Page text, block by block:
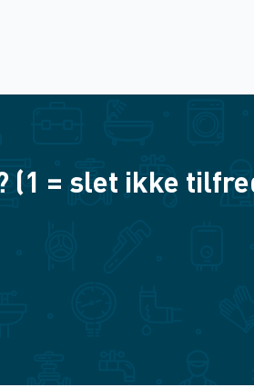
= slet ikke